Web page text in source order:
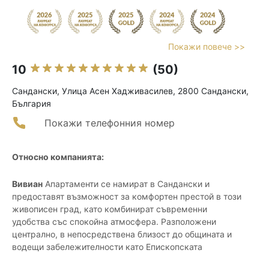
Покажи повече >>
10 (50)
Сандански, Улица Асен Хадживасилев, 2800 Сандански,
България
Покажи телефонния номер
Относно компанията:
Вивиан Апартаменти се намират в Сандански и
предоставят възможност за комфортен престой в този
живописен град, като комбинират съвременни
удобства със спокойна атмосфера. Разположени
централно, в непосредствена близост до общината и
водещи забележителности като Епископската